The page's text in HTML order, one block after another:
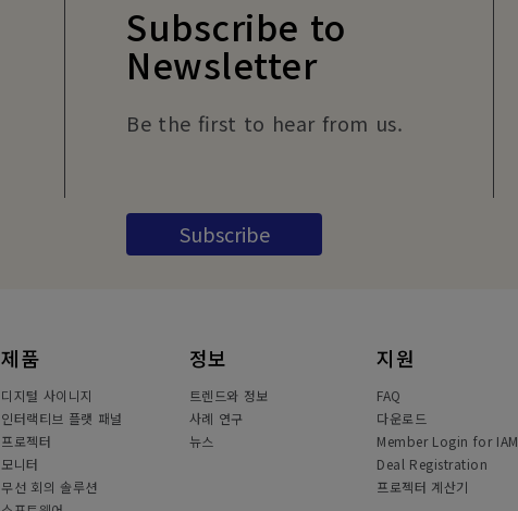
Subscribe to
Newsletter
Be the first to hear from us.
Subscribe
제품
디지털 사이니지
인터랙티브 플랫 패널
프로젝터
모니터
무선 회의 솔루션
정보
트렌드와 정보
사례 연구
뉴스
지원
FAQ
다운로드
Member Login for IAM
Deal Registration
프로젝터 계산기